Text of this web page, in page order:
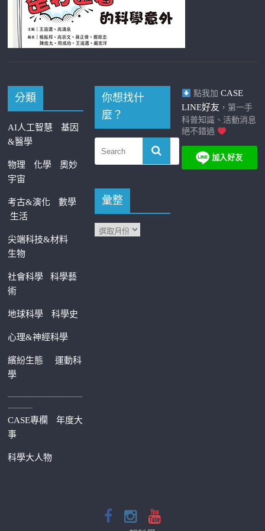
分類
AI人工智慧
基因
&醫學
物理 化學
奧妙
宇宙
考古&演化
數學
生活
尖端科技&材料
生物
社會科學科學藝
術
地球科學 科學史
心理&神經科學
繽紛生態運動科
學
—————————
———
CASE專欄
年度大
事
科學大人物
你想找什
麼？
彙整
點我加 CASE
LINE好友 ，第一手
科普知識、活動消息
絕不錯過